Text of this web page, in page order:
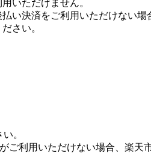
いただけません。
い決済をご利用いただけない場
ださい。
。
ご利用いただけない場合、楽